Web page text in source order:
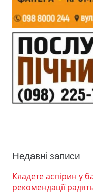
Недавні записи
Кладете аспірин у
рекомендації